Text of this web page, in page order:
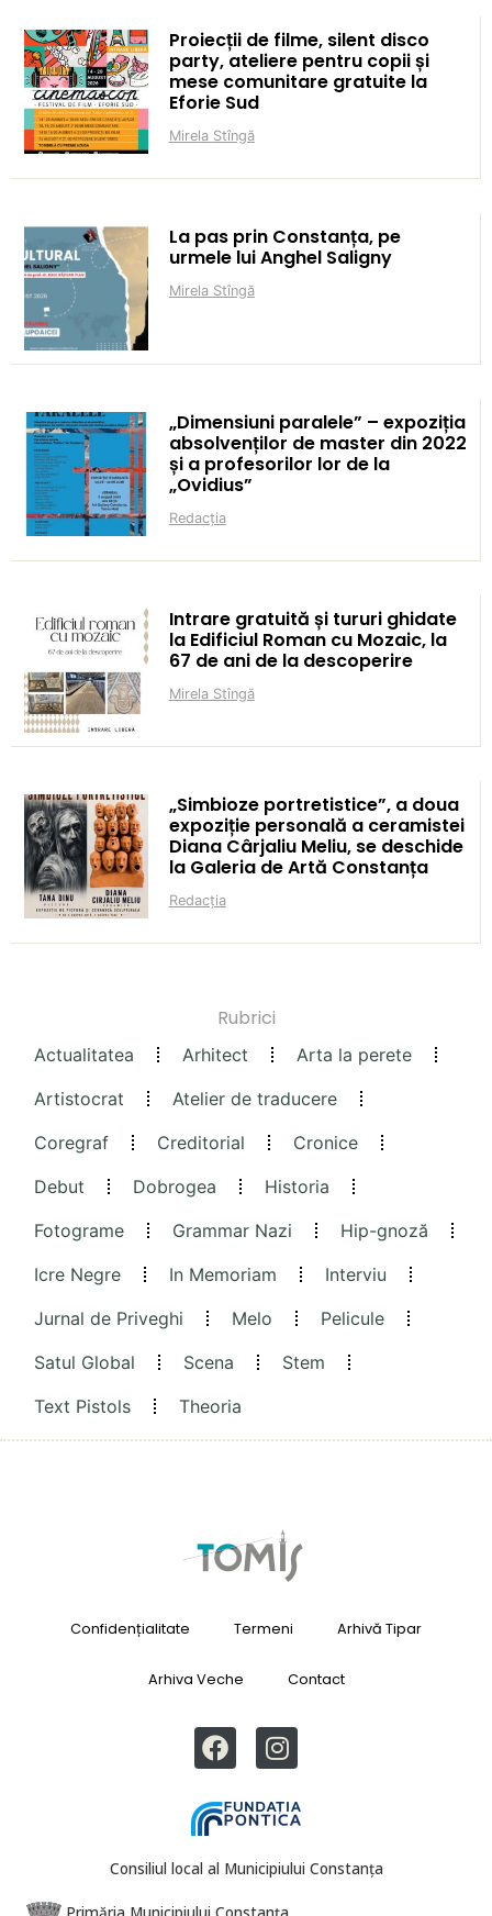
Proiecții de filme, silent disco
party, ateliere pentru copii și
mese comunitare gratuite la
Eforie Sud
Mirela Stîngă
La pas prin Constanța, pe
urmele lui Anghel Saligny
Mirela Stîngă
„Dimensiuni paralele” – expoziția
absolvenților de master din 2022
și a profesorilor lor de la
„Ovidius”
Redacția
Intrare gratuită și tururi ghidate
la Edificiul Roman cu Mozaic, la
67 de ani de la descoperire
Mirela Stîngă
„Simbioze portretistice”, a doua
expoziție personală a ceramistei
Diana Cârjaliu Meliu, se deschide
la Galeria de Artă Constanța
Redacția
Rubrici
Actualitatea Arhitect
Arta la perete
Artistocrat
Atelier de traducere
Coregraf
Creditorial
Cronice
Debut
Dobrogea
Historia
Fotograme
Grammar Nazi
Hip-gnoză
Icre Negre
In Memoriam
Interviu
Jurnal de Priveghi
Melo
Pelicule
Satul Global
Scena
Stem
Text Pistols
Theoria
Confidențialitate Termeni Arhivă Tipar
Arhiva Veche Contact
Consiliul local al Municipiului Constanța